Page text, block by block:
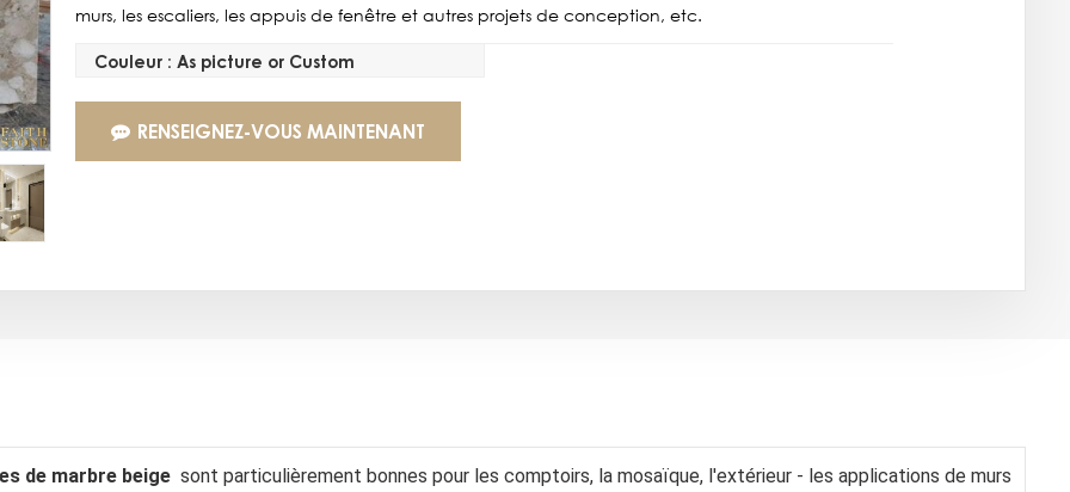
murs, les escaliers, les appuis de fenêtre et autres projets de conception, etc.
Couleur : As picture or Custom
RENSEIGNEZ-VOUS MAINTENANT
de marbre beigesont particulièrement bonnes pour les comptoirs, la mosaïque, l'extérieur - les applications de murs